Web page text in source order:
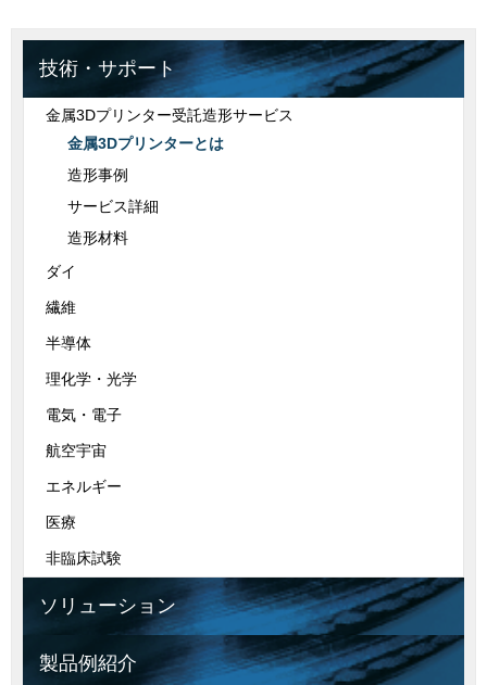
技術・サポート
金属3Dプリンター受託造形サービス
金属3Dプリンターとは
造形事例
サービス詳細
造形材料
ダイ
繊維
半導体
理化学・光学
電気・電子
航空宇宙
エネルギー
医療
非臨床試験
ソリューション
製品例紹介